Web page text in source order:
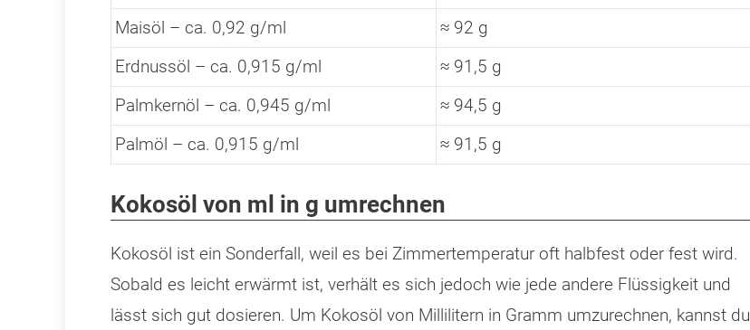
Maisöl – ca. 0,92 g/ml
≈ 92 g
Erdnussöl – ca. 0,915 g/ml
≈ 91,5 g
Palmkernöl – ca. 0,945 g/ml
≈ 94,5 g
Palmöl – ca. 0,915 g/ml
≈ 91,5 g
Kokosöl von ml in g umrechnen
Kokosöl ist ein Sonderfall, weil es bei Zimmertemperatur oft halbfest oder fest wird.
Sobald es leicht erwärmt ist, verhält es sich jedoch wie jede andere Flüssigkeit und
lässt sich gut dosieren. Um Kokosöl von Millilitern in Gramm umzurechnen, kannst du